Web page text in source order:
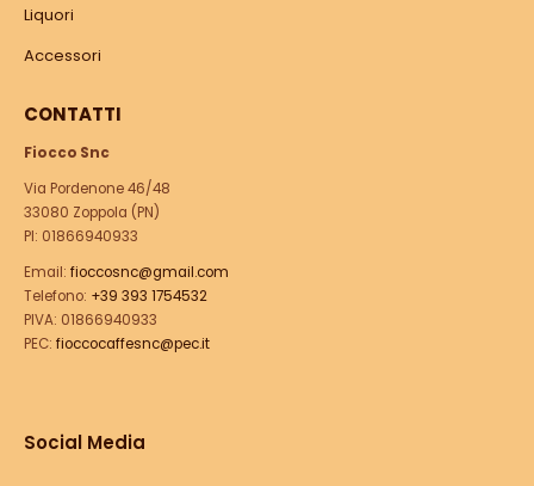
Liquori
Accessori
CONTATTI
Fiocco Snc
Via Pordenone 46/48
33080 Zoppola (PN)
PI: 01866940933
Email: fioccosnc@gmail.com
Telefono: +39 393 1754532
PIVA: 01866940933
PEC: fioccocaffesnc@pec.it
Social Media